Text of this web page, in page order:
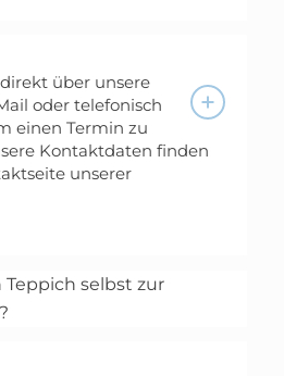
über unsere
oder telefonisch
einen Termin zu
Kontaktdaten finden
unserer
selbst zur